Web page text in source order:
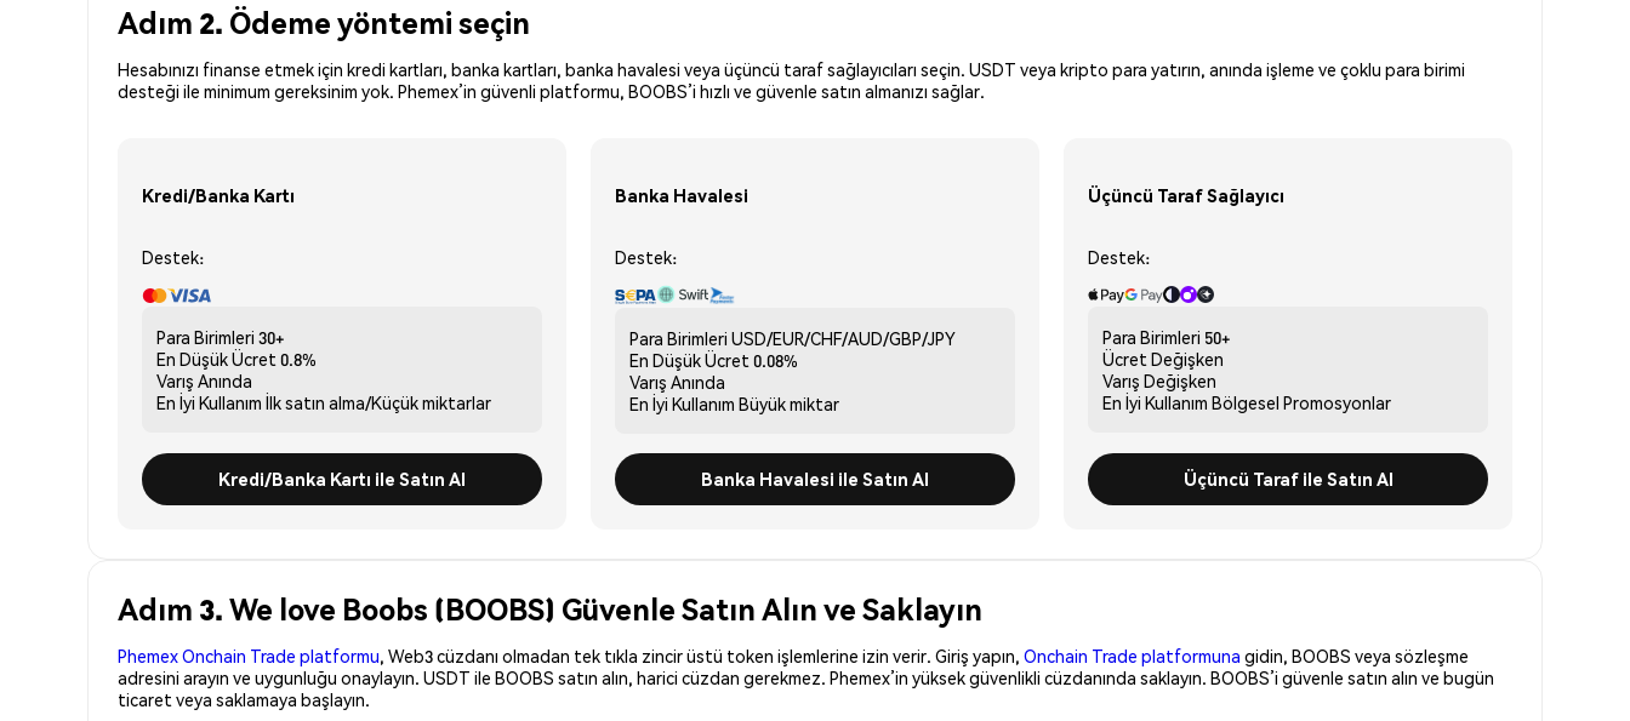
Adım 2. Ödeme yöntemi seçin
Hesabınızı finanse etmek için kredi kartları, banka kartları, banka havalesi veya üçüncü taraf sağlayıcıları seçin. USDT veya kripto para yatırın, anında işleme ve çoklu para birimi
desteği ile minimum gereksinim yok. Phemex’in güvenli platformu, BOOBS’i hızlı ve güvenle satın almanızı sağlar.
Kredi/Banka Kartı
Destek:
Para Birimleri 30+
En Düşük Ücret 0.8%
Varış Anında
En İyi Kullanım İlk satın alma/Küçük miktarlar
Kredi/Banka Kartı ile Satın Al
Banka Havalesi
Destek:
Para Birimleri USD/EUR/CHF/AUD/GBP/JPY
En Düşük Ücret 0.08%
Varış Anında
En İyi Kullanım Büyük miktar
Banka Havalesi ile Satın Al
Üçüncü Taraf Sağlayıcı
Destek:
Para Birimleri 50+
Ücret Değişken
Varış Değişken
En İyi Kullanım Bölgesel Promosyonlar
Üçüncü Taraf ile Satın Al
Adım 3. We love Boobs (BOOBS) Güvenle Satın Alın ve Saklayın
Phemex Onchain Trade platformu, Web3 cüzdanı olmadan tek tıkla zincir üstü token işlemlerine izin verir. Giriş yapın, Onchain Trade platformuna gidin, BOOBS veya sözleşme
adresini arayın ve uygunluğu onaylayın. USDT ile BOOBS satın alın, harici cüzdan gerekmez. Phemex’in yüksek güvenlikli cüzdanında saklayın. BOOBS’i güvenle satın alın ve bugün
ticaret veya saklamaya başlayın.